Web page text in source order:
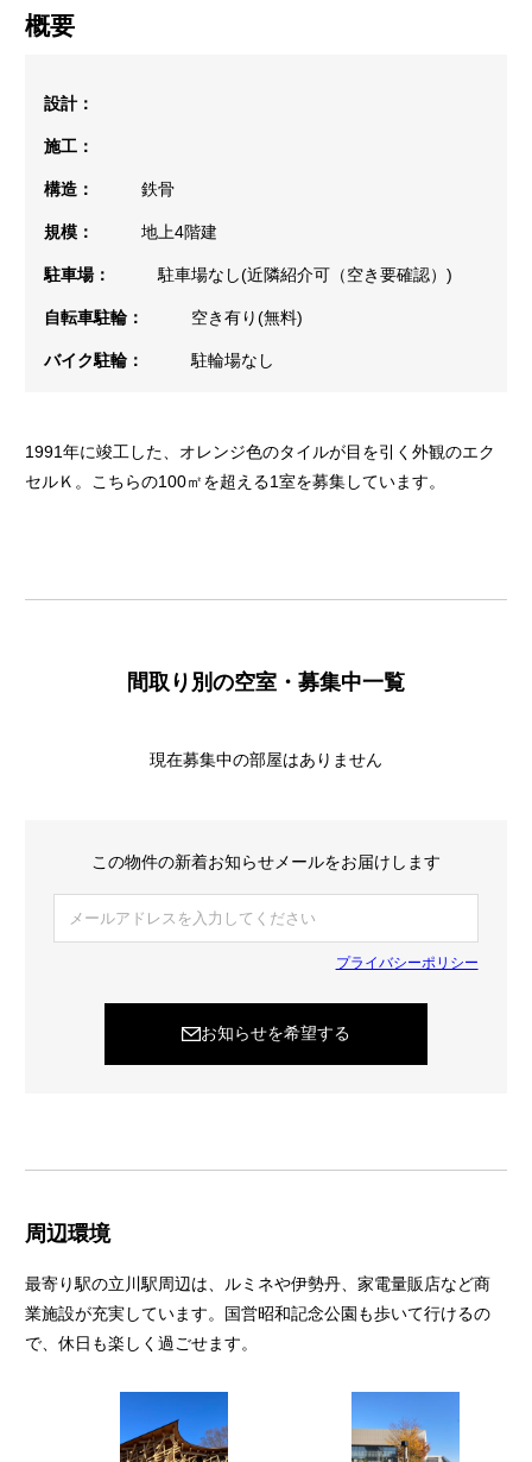
概要
設計：
施工：
構造： 鉄骨
規模： 地上4階建
駐車場： 駐車場なし(近隣紹介可（空き要確認）)
自転車駐輪： 空き有り(無料)
バイク駐輪： 駐輪場なし
1991年に竣工した、オレンジ色のタイルが目を引く外観のエク
セルＫ。こちらの100㎡を超える1室を募集しています。
間取り別の空室・募集中一覧
現在募集中の部屋はありません
この物件の新着お知らせメールをお届けします
プライバシーポリシー
お知らせを希望する
周辺環境
最寄り駅の立川駅周辺は、ルミネや伊勢丹、家電量販店など商
業施設が充実しています。国営昭和記念公園も歩いて行けるの
で、休日も楽しく過ごせます。